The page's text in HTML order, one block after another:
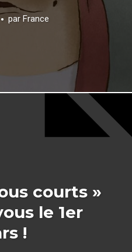
par France
courts »
le 1er
!